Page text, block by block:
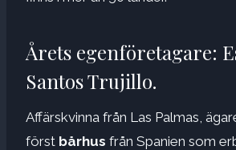
Årets egenföretagare:
Santos Trujillo.
Affärskvinna från Las Palmas,
först bårhus från Spanien som